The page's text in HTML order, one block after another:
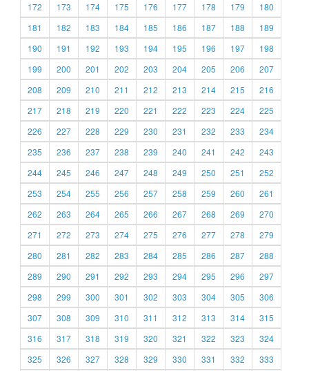
172
173 174 175 176 177 178 179
180
181
182 183 184 185 186 187 188
189
190
191 192 193 194 195 196 197
198
199
200 201 202 203 204 205 206
207
208
209 210 211 212 213 214 215
216
217
218 219 220 221 222 223 224
225
226
227 228 229 230 231 232 233
234
235
236 237 238 239 240 241 242
243
244
245 246 247 248 249 250 251
252
253
254 255 256 257 258 259 260
261
262
263 264 265 266 267 268 269
270
271
272 273 274 275 276 277 278
279
280
281 282 283 284 285 286 287
288
289
290 291 292 293 294 295 296
297
298
299 300 301 302 303 304 305
306
307
308 309 310 311 312 313 314
315
316
317 318 319 320 321 322 323
324
325
326 327 328 329 330 331 332 333